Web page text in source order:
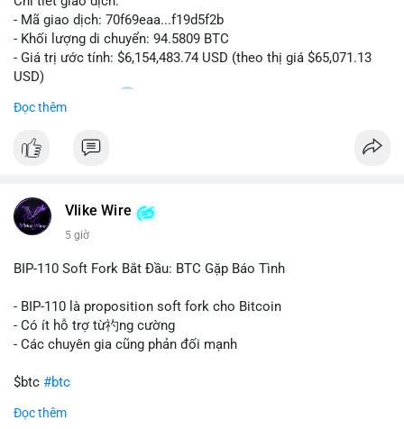
Lời khuyên:
Nhà đầu tư nhỏ lẻ nên quan sát dòng tiền vào/ra sàn trong 2-4
giờ tới. Tránh hành động theo cảm xúc, chỉ vào lệnh khi xác
nhận được xu hướng rõ ràng từ dữ liệu on-chain.
#dongtiencavoi
- Mã giao dịch: 70f69eaa...f19d5f2b
- Khối lượng di chuyển: 94.5809 BTC
- Giá trị ước tính: $6,154,483.74 USD (theo thị giá $65,071.13
USD)
- Thời gian: 20:19
Nhận định phân tích:
Khối lượng 94.58 BTC trị giá hơn 6.15 triệu USD được di
này có thể phản ánh ba kịch bản chính: thứ nhất, cá voi đang
chuẩn bị thanh khoản bằng cách chuyển lên sàn giao dịch, tạo
để nắm giữ dài hạn, thể hiện niềm tin vào xu hướng tăng; thứ
tán rủi ro. Với mức giá 65K, khối lượng này không quá lớn để
gây sốc thanh khoản tức thời, nhưng vẫn đủ sức tạo biến động
tâm lý ngắn hạn nếu hướng đến sàn tập trung.
Lời khuyên cho nhà đầu tư nhỏ lẻ:
hướng đi của dòng tiền. Tránh hành động theo cảm xúc, ưu
Đọc thêm
Vlike Wire
5 giờ
BIP-110 Soft Fork Bắt Đầu: BTC Gặp Báo Tình
- BIP-110 là proposition soft fork cho Bitcoin
- Có ít hỗ trợ từ礿ng cường
- Các chuyên gia cũng phản đối mạnh
$btc #btc
#vlikevn
Đọc thêm